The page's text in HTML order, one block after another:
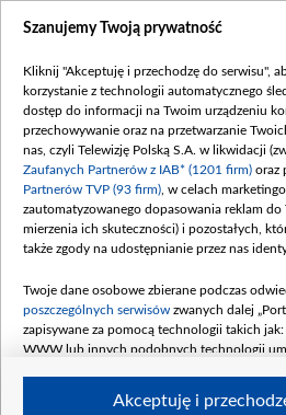
Dostępność
Procedura zgłoszeń
Szanujemy Twoją prywatność
Kliknij "Akceptuję i przechodzę do serwisu",
korzystanie z technologii automatycznego
dostęp do informacji na Twoim urządzeniu
przechowywanie oraz na przetwarzanie
nas, czyli Telewizję Polską S.A. w likwidacji
Zaufanych Partnerów z IAB* (1201 firm) oraz
Partnerów TVP (93 firm) , w celach
zautomatyzowanego dopasowania reklam do
mierzenia ich skuteczności) i pozostałych,
także zgody na udostępnianie przez nas
Twoje dane osobowe zbierane podczas
poszczególnych serwisów zwanych dalej
zapisywane za pomocą technologii takich
WWW lub innych podobnych technologii
Akceptuję i